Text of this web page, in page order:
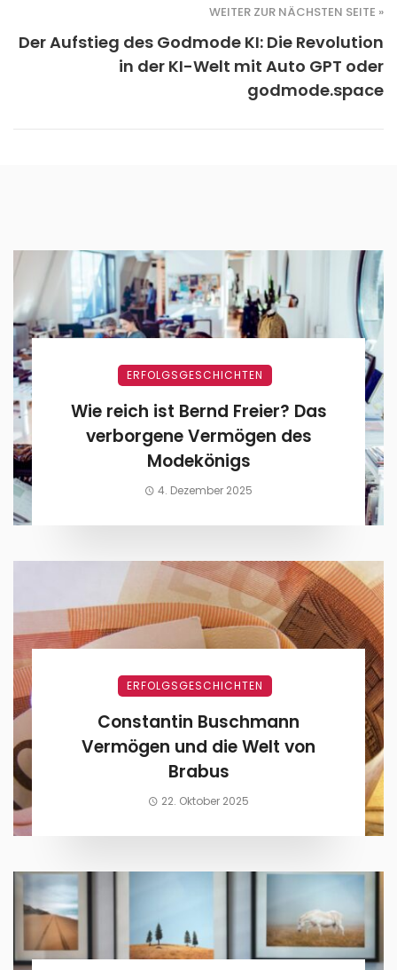
WEITER ZUR NÄCHSTEN SEITE »
Der Aufstieg des Godmode KI: Die Revolution
in der KI-Welt mit Auto GPT oder
godmode.space
ERFOLGSGESCHICHTEN
Wie reich ist Bernd Freier? Das
verborgene Vermögen des
Modekönigs
4. Dezember 2025
ERFOLGSGESCHICHTEN
Constantin Buschmann
Vermögen und die Welt von
Brabus
22. Oktober 2025